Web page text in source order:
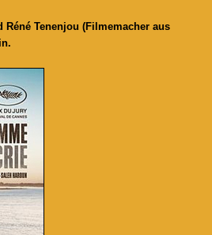
Tenenjou (Filmemacher aus